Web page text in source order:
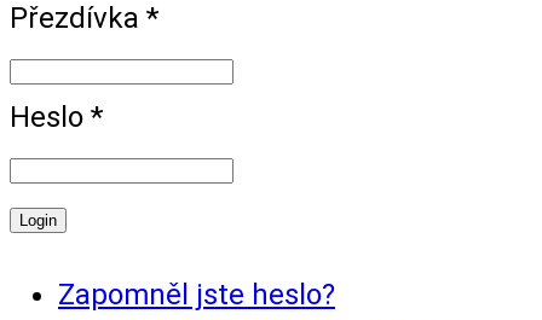
Přezdívka *
Heslo *
Zapomněl jste heslo?